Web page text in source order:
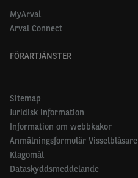
MyArval
Arval Connect
FÖRARTJÄNSTER
Sitemap
Juridisk information
Information om webbkakor
Anmälningsformulär Visselblåsare
Klagomål
Dataskyddsmeddelande